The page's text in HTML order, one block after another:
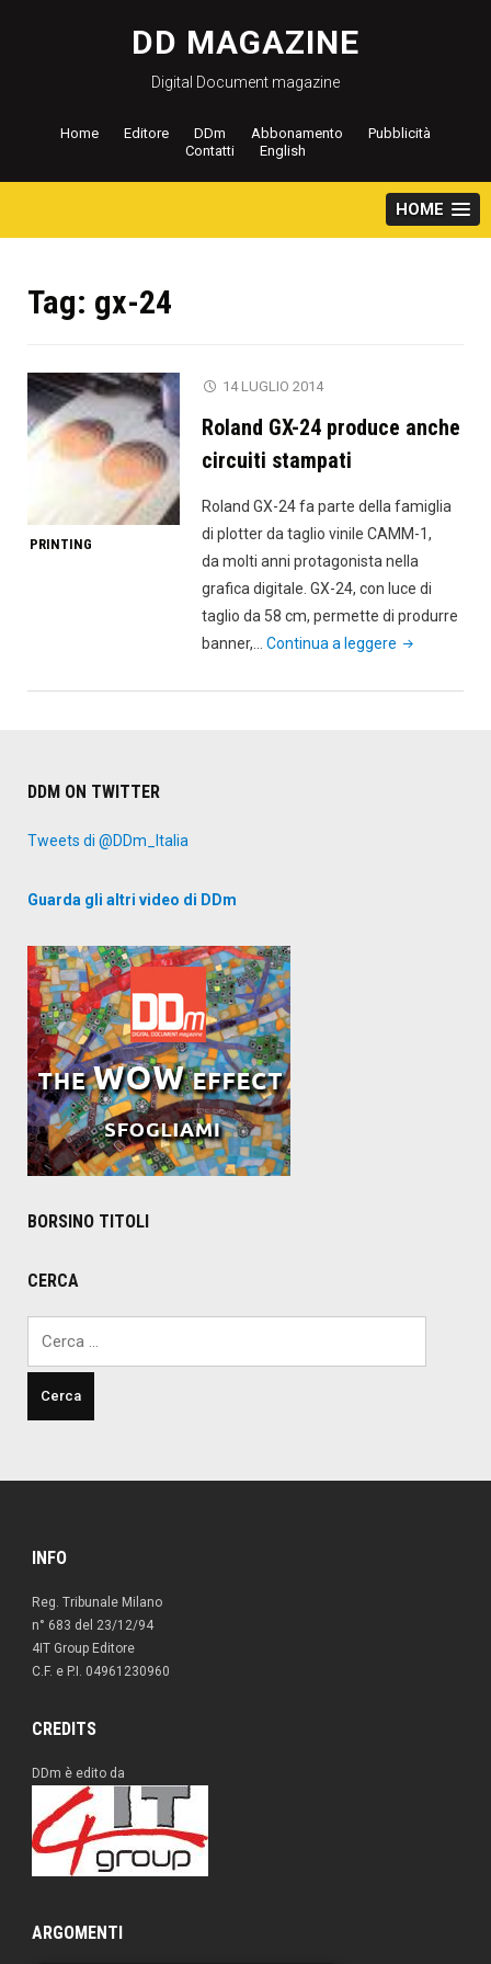
contenuto
DD MAGAZINE
Digital Document magazine
Home Editore DDm Abbonamento
Pubblicità
Contatti
English
HOME
Tag: gx-24
PRINTING
14 LUGLIO 2014
Roland GX-24 produce anche
circuiti stampati
Roland GX-24 fa parte della famiglia
di plotter da taglio vinile CAMM-1,
da molti anni protagonista nella
grafica digitale. GX-24, con luce di
taglio da 58 cm, permette di produrre
banner,…Continua a leggere "Roland
24
DDM ON TWITTER
Tweets di @DDm_Italia
Guarda gli altri video di DDm
BORSINO TITOLI
CERCA
INFO
Reg. Tribunale Milano
n° 683 del 23/12/94
4IT Group Editore
C.F. e P.I. 04961230960
CREDITS
DDm è edito da
ARGOMENTI